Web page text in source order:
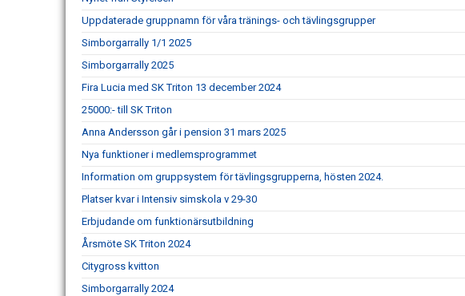
Uppdaterade gruppnamn för våra tränings- och tävlingsgrupper
Simborgarrally 1/1 2025
Simborgarrally 2025
Fira Lucia med SK Triton 13 december 2024
25000:- till SK Triton
Anna Andersson går i pension 31 mars 2025
Nya funktioner i medlemsprogrammet
Information om gruppsystem för tävlingsgrupperna, hösten 2024.
Platser kvar i Intensiv simskola v 29-30
Erbjudande om funktionärsutbildning
Årsmöte SK Triton 2024
Citygross kvitton
Simborgarrally 2024